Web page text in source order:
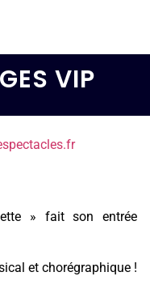
VIP
» fait son entrée
et chorégraphique !